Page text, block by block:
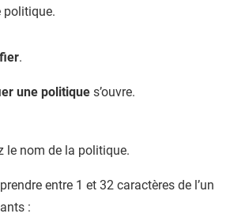
politique.
.
une politique s’ouvre.
le nom de la politique.
entre 1 et 32 caractères de l’un
: